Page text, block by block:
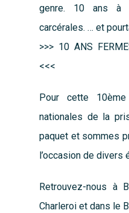
genre. 10 ans à
carcérales. … et
>>> 10 ANS
<<<
Pour cette
nationales de la
paquet et sommes
l’occasion de divers
Retrouvez-nous à
Charleroi et dans le